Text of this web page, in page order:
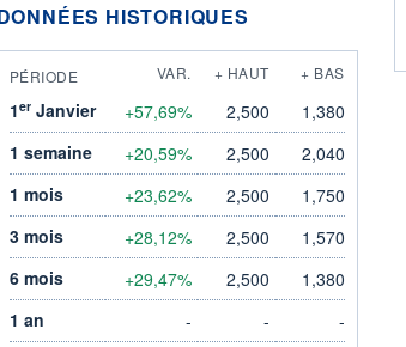
HISTORIQUES
PÉRIODE VAR. + HAUT + BAS
1erJanvier +57,69% 2,500
1,380
1 semaine
+20,59% 2,500
2,040
1 mois
+23,62% 2,500
1,750
3 mois
+28,12% 2,500
1,570
6 mois
+29,47% 2,500
1,380
1 an
- -
-